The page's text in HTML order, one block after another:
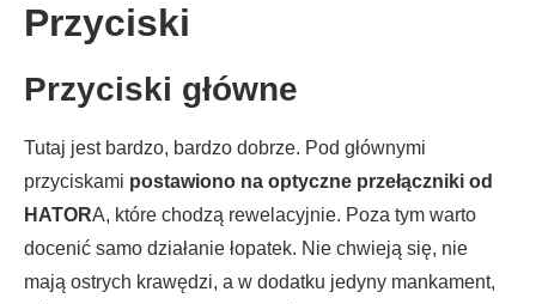
Przyciski
Przyciski główne
Tutaj jest bardzo, bardzo dobrze. Pod głównymi
przyciskami postawiono na optyczne przełączniki od
HATORA, które chodzą rewelacyjnie. Poza tym warto
docenić samo działanie łopatek. Nie chwieją się, nie
mają ostrych krawędzi, a w dodatku jedyny mankament,